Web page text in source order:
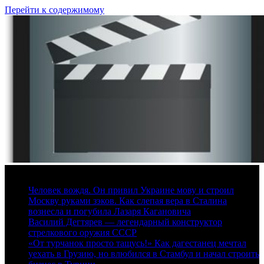
Перейти к содержимому
Человек вождя. Он привил Украине мову и строил
Москву руками зэков. Как слепая вера в Сталина
вознесла и погубила Лазаря Кагановича
Василий Дегтярев — легендарный конструктор
стрелкового оружия СССР
«От турчанок просто тащусь!» Как дагестанец мечтал
уехать в Грузию, но влюбился в Стамбул и начал строить